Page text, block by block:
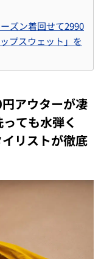
ズン着回せて2990
プスウェット」を
アウターが凄
ても水弾く
リストが徹底